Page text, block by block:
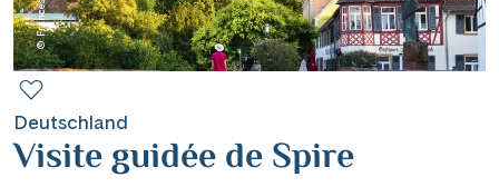
Hotline +41 71 552 40 30CH|DE
Deutschland
Visite guidée de Spire